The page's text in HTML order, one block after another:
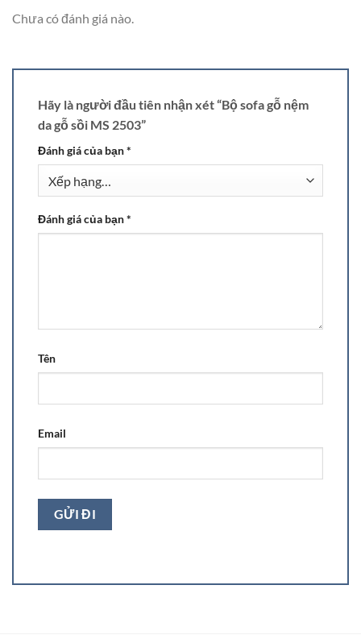
Chưa có đánh giá nào.
Hãy là người đầu tiên nhận xét “Bộ sofa gỗ nệm
da gỗ sồi MS 2503”
Đánh giá của bạn*
Đánh giá của bạn*
Tên
Email